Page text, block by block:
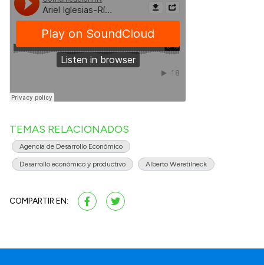
TEMAS RELACIONADOS
Agencia de Desarrollo Económico
Desarrollo económico y productivo Alberto Weretilneck
COMPARTIR EN: